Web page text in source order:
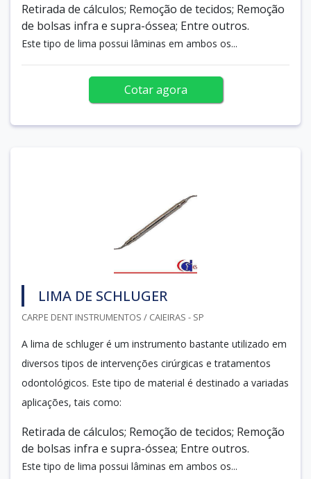
Retirada de cálculos; Remoção de tecidos; Remoção
de bolsas infra e supra-óssea; Entre outros.
Este tipo de lima possui lâminas em ambos os...
Cotar agora
LIMA DE SCHLUGER
CARPE DENT INSTRUMENTOS / CAIEIRAS - SP
A lima de schluger é um instrumento bastante utilizado em
diversos tipos de intervenções cirúrgicas e tratamentos
odontológicos. Este tipo de material é destinado a variadas
aplicações, tais como:
Retirada de cálculos; Remoção de tecidos; Remoção
de bolsas infra e supra-óssea; Entre outros.
Este tipo de lima possui lâminas em ambos os...